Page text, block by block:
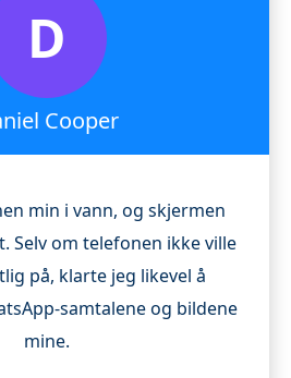
D
Cooper
min i vann, og skjermen
Selv om telefonen ikke ville
på, klarte jeg likevel å
samtalene og bildene
mine.